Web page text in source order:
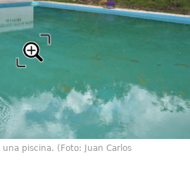
piscina. (Foto: Juan Carlos